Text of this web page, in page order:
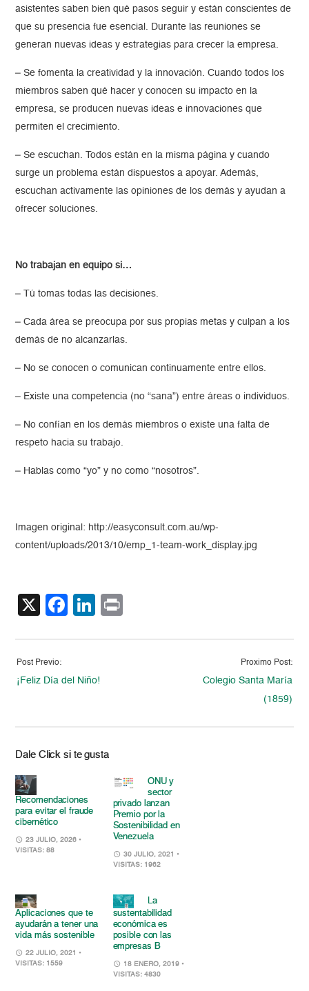
asistentes saben bien qué pasos seguir y están conscientes de
que su presencia fue esencial. Durante las reuniones se
generan nuevas ideas y estrategias para crecer la empresa.
– Se fomenta la creatividad y la innovación. Cuando todos los
miembros saben qué hacer y conocen su impacto en la
empresa, se producen nuevas ideas e innovaciones que
permiten el crecimiento.
– Se escuchan. Todos están en la misma página y cuando
surge un problema están dispuestos a apoyar. Además,
escuchan activamente las opiniones de los demás y ayudan a
ofrecer soluciones.
No trabajan en equipo si…
– Tú tomas todas las decisiones.
– Cada área se preocupa por sus propias metas y culpan a los
demás de no alcanzarlas.
– No se conocen o comunican continuamente entre ellos.
– Existe una competencia (no “sana”) entre áreas o individuos.
– No confían en los demás miembros o existe una falta de
respeto hacia su trabajo.
– Hablas como “yo” y no como “nosotros”.
Imagen original: http://easyconsult.com.au/wp-
content/uploads/2013/10/emp_1-team-work_display.jpg
X Facebook
LinkedIn
Post Previo:
¡Feliz Día del Niño!
Proximo Post:
Colegio Santa María
(1859)
Dale Click si te gusta
Recomendaciones
para evitar el fraude
cibernético
23 JULIO, 2026 •
VISITAS: 88
ONU y
sector
privado lanzan
Premio por la
Sostenibilidad en
Venezuela
30 JULIO, 2021
•
VISITAS: 1962
Aplicaciones que te
ayudarán a tener una
vida más sostenible
22 JULIO, 2021 •
VISITAS: 1559
La
sustentabilidad
económica es
posible con las
empresas B
18 ENERO, 2019 •
VISITAS: 4830